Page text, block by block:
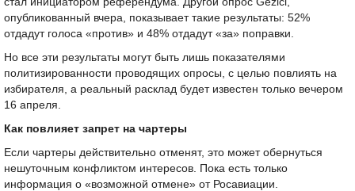
опубликованный вчера, показывает такие результаты: 52%
отдадут голоса «против» и 48% отдадут «за» поправки.
Но все эти результаты могут быть лишь показателями
политизированности проводящих опросы, с целью повлиять на
избирателя, а реальный расклад будет известен только вечером
16 апреля.
Как повлияет запрет на чартеры
Если чартеры действительно отменят, это может обернуться
нешуточным конфликтом интересов. Пока есть только
информация о «возможной отмене» от Росавиации.